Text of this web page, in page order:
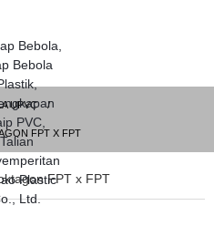
UPVC
FPT X FPT
FPT x FPT